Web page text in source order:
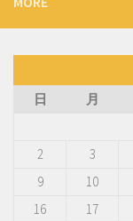
日
月
2
3
9
10
16
17